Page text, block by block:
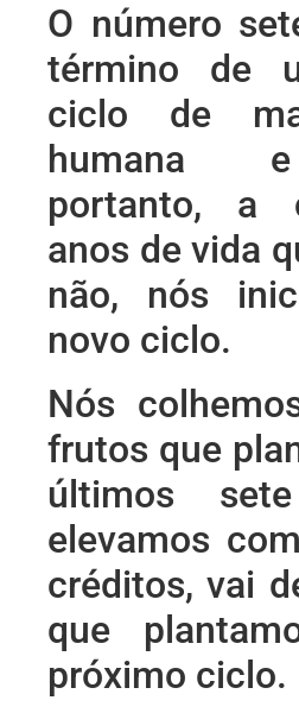
O número
término de
ciclo de
humana
portanto, a
anos de vida
não, nós
novo ciclo.
Nós
frutos que
últimos
elevamos
créditos, vai
que
próximo ciclo.